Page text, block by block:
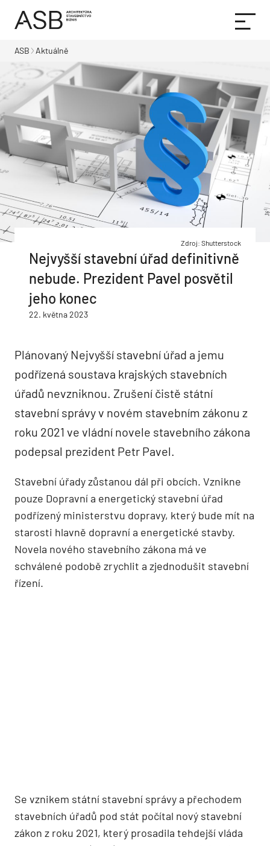
ASB Aktuálně
Zdroj: Shutterstock
Nejvyšší stavební úřad definitivně
nebude. Prezident Pavel posvětil
jeho konec
22. května 2023
Plánovaný Nejvyšší stavební úřad a jemu
podřízená soustava krajských stavebních
úřadů nevzniknou. Zrušení čistě státní
stavební správy v novém stavebním zákonu z
roku 2021 ve vládní novele stavebního zákona
podepsal prezident Petr Pavel.
Stavební úřady zůstanou dál při obcích. Vznikne
pouze Dopravní a energetický stavební úřad
podřízený ministerstvu dopravy, který bude mít na
starosti hlavně dopravní a energetické stavby.
Novela nového stavebního zákona má ve
schválené podobě zrychlit a zjednodušit stavební
řízení.
Se vznikem státní stavební správy a přechodem
stavebních úřadů pod stát počítal nový stavební
zákon z roku 2021, který prosadila tehdejší vláda